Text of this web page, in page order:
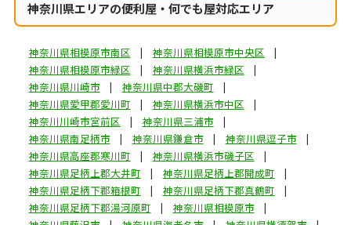
神奈川県エリアの便利屋・何でも屋対応エリア
神奈川県相模原市南区
神奈川県相模原市中央区
神奈川県相模原市緑区
神奈川県横浜市緑区
神奈川県川崎市
神奈川県中郡大磯町
神奈川県愛甲郡愛川町
神奈川県横浜市中区
神奈川川崎市宮前区
神奈川県三浦市
神奈川県南足柄市
神奈川県鎌倉市
神奈川県逗子市
神奈川県高座郡寒川町
神奈川県横浜市磯子区
神奈川県足柄上郡大井町
神奈川県足柄上郡開成町
神奈川県足柄下郡箱根町
神奈川県足柄下郡真鶴町
神奈川県足柄下郡湯河原町
神奈川県相模原市